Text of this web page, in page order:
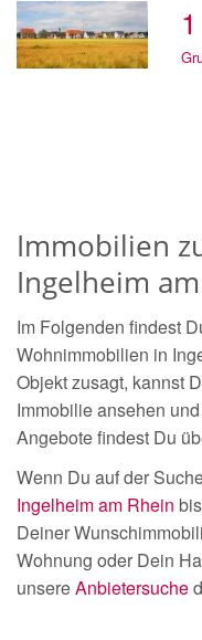
1
Immobilien
Ingelheim
Im Folgenden findest
Wohnimmobilien in
Objekt zusagt, kannst
Immobilie ansehen
Angebote findest Du
Wenn Du auf der
Ingelheim am Rhein
Deiner
Wohnung oder Dein
unsereAnbietersuche